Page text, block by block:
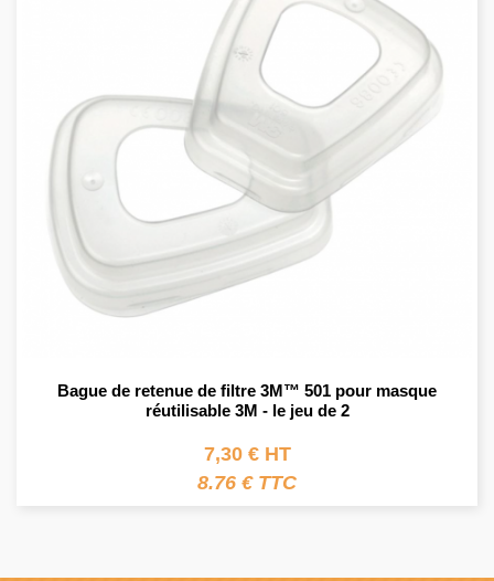
Bague de retenue de filtre 3M™ 501 pour masque
réutilisable 3M - le jeu de 2
7,30 € HT
8.76 € TTC